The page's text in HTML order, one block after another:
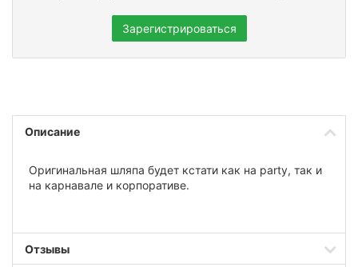
Зарегистрироваться
Описание
Оригинальная шляпа будет кстати как на party, так и
на карнавале и корпоративе.
Отзывы